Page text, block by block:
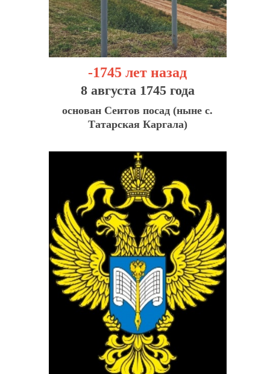
-1745 лет назад
8 августа 1745 года
основан Сеитов посад (ныне с.
Татарская Каргала)